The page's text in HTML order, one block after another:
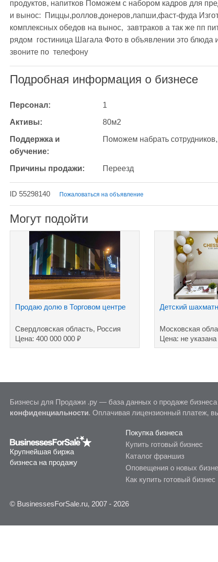
продуктов, напитков Поможем с набором кадров для
и вынос:  Пиццы,роллов,донеров,лапши,фаст-фуда
комплексных обедов на вынос,  завтраков а так же пп
рядом  гостиница Шагала Фото в объявлении это
звоните по  телефону
Подробная информация о бизнесе
Персонал: 1
Активы: 80м2
Поддержка и
обучение:
Поможем набрать
Причины продажи: Переезд
ID 55298140 Пожаловаться на объявление
Могут подойти
Продаю долю в Торговом центре
Свердловская область, Россия
Цена: 400 000 000 ₽
Детский
Московская
Цена: не указана
Бизнесы для Продажи .ру — база данных о продаже
конфиденциальности. Оплачивая лицензионный платеж,
Крупнейшая биржа
бизнеса на продажу
Покупка бизнеса
Купить готовый бизнес
Каталог франшиз
Оповещения о новых
Как купить готовый бизнес
© BusinessesForSale.ru, 2007 - 2026